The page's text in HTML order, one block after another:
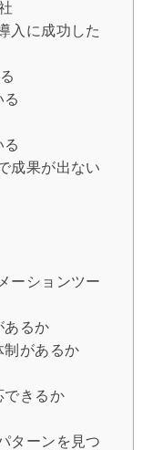
入に成功した
る
成果が出ない
ーションツー
あるか
制があるか
できるか
ターンを見つ